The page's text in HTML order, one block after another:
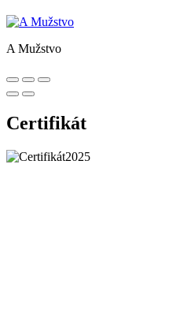
A Mužstvo
Certifikát